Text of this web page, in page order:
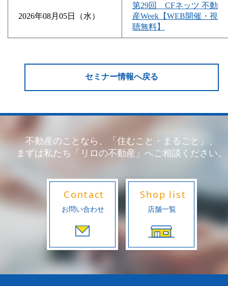
2026年08月05日（水）
第29回 CFネッツ 不動
産Week【WEB開催・視
聴無料】
セミナー情報へ戻る
不動産のことなら、「住むこと・まるごと」、
まずは私たち「リロの不動産」へご相談ください。